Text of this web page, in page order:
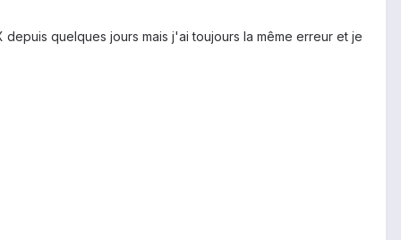
quelques jours mais j'ai toujours la même erreur et je